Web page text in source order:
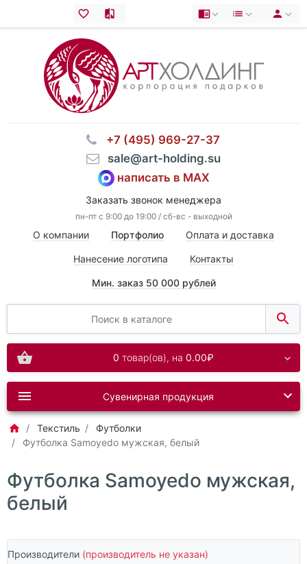
⠀+7 (495) 969-27-37
⠀sale@art-holding.su
написать в MAX
Заказать звонок менеджера
пн-пт с 9:00 до 19:00 / сб-вс - выходной
О компании Портфолио Оплата и доставка
Нанесение логотипа Контакты
Мин. заказ 50 000 рублей
0 товар(ов), на 0.00₽
Сувенирная продукция
Текстиль
Футболки
Футболка Samoyedo мужская, белый
Футболка Samoyedo мужская,
белый
Производители (производитель не указан)